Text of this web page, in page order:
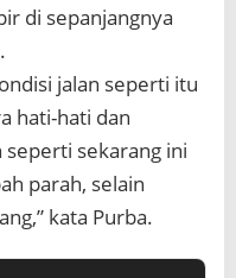
di sepanjangnya
jalan seperti itu
hati-hati dan
sekarang ini
parah, selain
kata Purba.